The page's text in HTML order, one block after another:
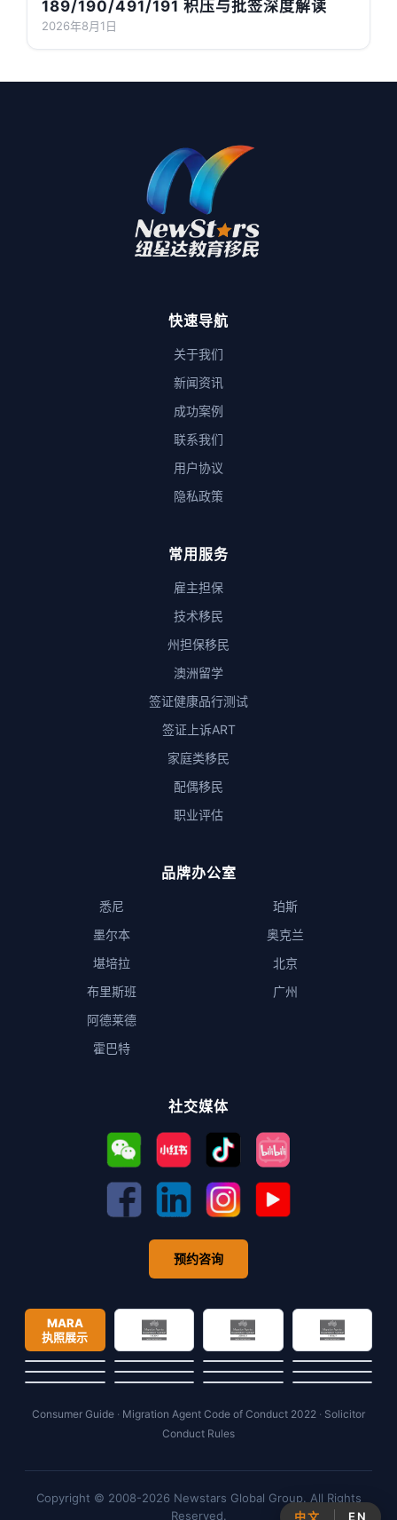
189/190/491/191 积压与批签深度解读
2026年8月1日
快速导航
关于我们
新闻资讯
成功案例
联系我们
用户协议
隐私政策
常用服务
雇主担保
技术移民
州担保移民
澳洲留学
签证健康品行测试
签证上诉ART
家庭类移民
配偶移民
职业评估
品牌办公室
悉尼
墨尔本
堪培拉
布里斯班
阿德莱德
霍巴特
珀斯
奥克兰
北京
广州
社交媒体
预约咨询
MARA
执照展示
Consumer Guide · Migration Agent Code of Conduct 2022 · Solicitor
Conduct Rules
Copyright © 2008-2026 Newstars Global Group. All Rights
Reserved.
中文 EN